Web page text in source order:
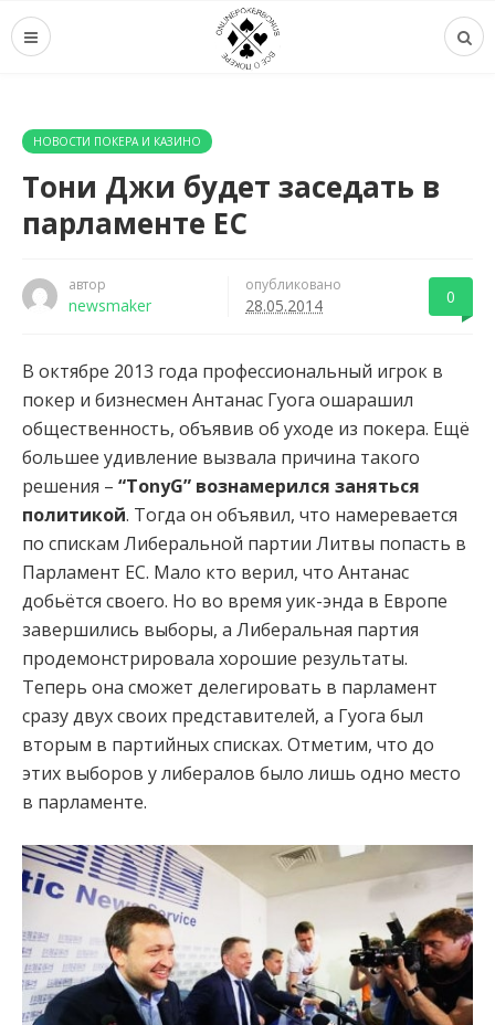
НОВОСТИ ПОКЕРА И КАЗИНО
Тони Джи будет заседать в
парламенте ЕС
автор
newsmaker
опубликовано
28.05.2014 0
В октябре 2013 года профессиональный игрок в
покер и бизнесмен Антанас Гуога ошарашил
общественность, объявив об уходе из покера. Ещё
большее удивление вызвала причина такого
решения – “TonyG” вознамерился заняться
политикой. Тогда он объявил, что намеревается
по спискам Либеральной партии Литвы попасть в
Парламент ЕС. Мало кто верил, что Антанас
добьётся своего. Но во время уик-энда в Европе
завершились выборы, а Либеральная партия
продемонстрировала хорошие результаты.
Теперь она сможет делегировать в парламент
сразу двух своих представителей, а Гуога был
вторым в партийных списках. Отметим, что до
этих выборов у либералов было лишь одно место
в парламенте.